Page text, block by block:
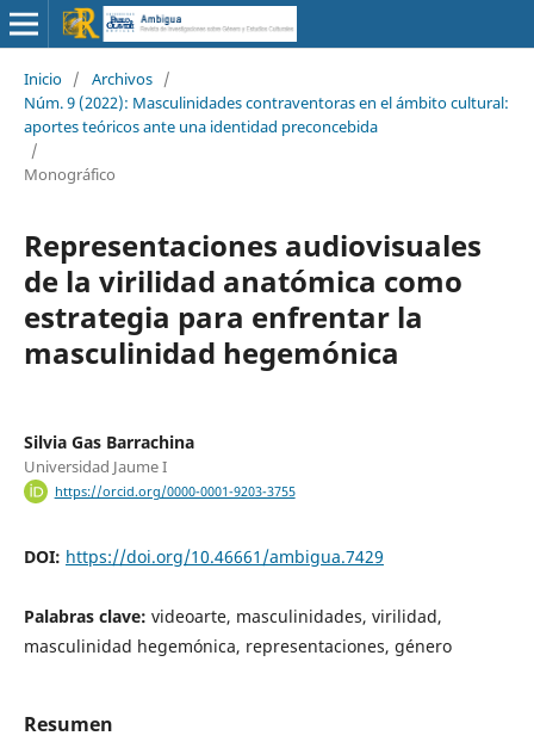
Inicio / Archivos /
Núm. 9 (2022): Masculinidades contraventoras en el ámbito cultural:
aportes teóricos ante una identidad preconcebida
/
Monográfico
Representaciones audiovisuales
de la virilidad anatómica como
estrategia para enfrentar la
masculinidad hegemónica
Silvia Gas Barrachina
Universidad Jaume I
https://orcid.org/0000-0001-9203-3755
DOI: https://doi.org/10.46661/ambigua.7429
Palabras clave: videoarte, masculinidades, virilidad,
masculinidad hegemónica, representaciones, género
Resumen